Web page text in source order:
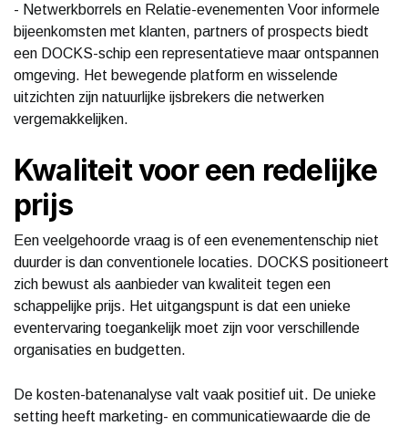
- Netwerkborrels en Relatie-evenementen Voor informele
bijeenkomsten met klanten, partners of prospects biedt
een DOCKS-schip een representatieve maar ontspannen
omgeving. Het bewegende platform en wisselende
uitzichten zijn natuurlijke ijsbrekers die netwerken
vergemakkelijken.
Kwaliteit voor een redelijke
prijs
Een veelgehoorde vraag is of een evenementenschip niet
duurder is dan conventionele locaties. DOCKS positioneert
zich bewust als aanbieder van kwaliteit tegen een
schappelijke prijs. Het uitgangspunt is dat een unieke
eventervaring toegankelijk moet zijn voor verschillende
organisaties en budgetten.
De kosten-batenanalyse valt vaak positief uit. De unieke
setting heeft marketing- en communicatiewaarde die de